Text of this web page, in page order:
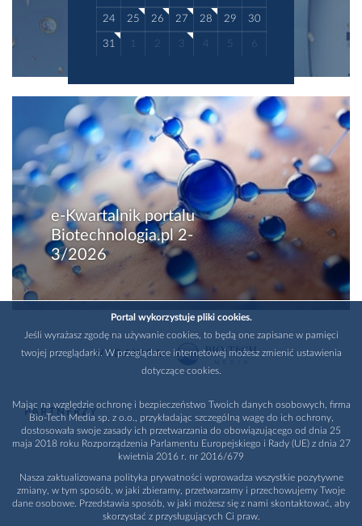
24 25 26 27 28 29 30
31 1 2 3 4 5 6
e-Kwartalnik portalu
Biotechnologia.pl 2-
3/2026
WYDAWCA
PARTNERZY
Portal wykorzystuje pliki cookies.
Jeśli wyrażasz zgodę na używanie cookies, to będą one zapisane w pamięci
twojej przeglądarki. W przeglądarce internetowej możesz zmienić ustawienia
dotyczące cookies.
Mając na względzie ochronę i bezpieczeństwo Twoich danych osobowych, firma
Bio-Tech Media sp. z o.o., przykładając szczególną wagę do ich ochrony,
dostosowała swoje zasady ich przetwarzania do obowiązującego od dnia 25
maja 2018 roku Rozporządzenia Parlamentu Europejskiego i Rady (UE) z dnia 27
kwietnia 2016 r. nr 2016/679
Nasza zaktualizowana polityka prywatności wprowadza wszystkie pozytywne
zmiany, w tym sposób, w jaki zbieramy, przetwarzamy i przechowujemy Twoje
dane osobowe. Przedstawia sposób, w jaki możesz się z nami skontaktować, aby
skorzystać z przysługujących Ci praw.